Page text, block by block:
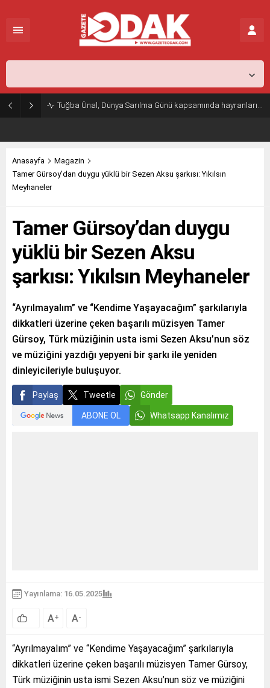
Tuğba Ünal, Dünya Sarılma Günü kapsamında hayranlarıyla buluştu
Anasayfa
Magazin
Tamer Gürsoy’dan duygu yüklü bir Sezen Aksu şarkısı: Yıkılsın
Meyhaneler
Tamer Gürsoy’dan duygu
yüklü bir Sezen Aksu
şarkısı: Yıkılsın Meyhaneler
“Ayrılmayalım” ve “Kendime Yaşayacağım” şarkılarıyla
dikkatleri üzerine çeken başarılı müzisyen Tamer
Gürsoy, Türk müziğinin usta ismi Sezen Aksu’nun söz
ve müziğini yazdığı yepyeni bir şarkı ile yeniden
dinleyicileriyle buluşuyor.
Paylaş Tweetle Gönder
ABONE OL Whatsapp Kanalımız
Yayınlama: 16.05.2025
A+ A-
“Ayrılmayalım” ve “Kendime Yaşayacağım” şarkılarıyla
dikkatleri üzerine çeken başarılı müzisyen Tamer Gürsoy,
Türk müziğinin usta ismi Sezen Aksu’nun söz ve müziğini